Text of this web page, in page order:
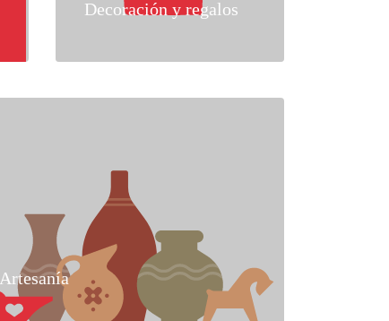
Decoración y regalos
Artesanía